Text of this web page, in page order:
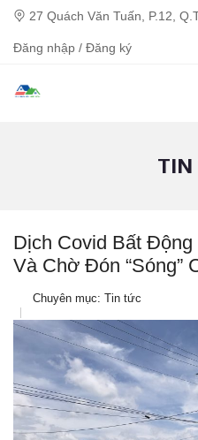
27 Quách Văn Tuấn, P.12,
Đăng nhập / Đăng ký
TIN
Dịch Covid Bất
Và Chờ Đón “sóng”
Chuyên mục: Tin tức